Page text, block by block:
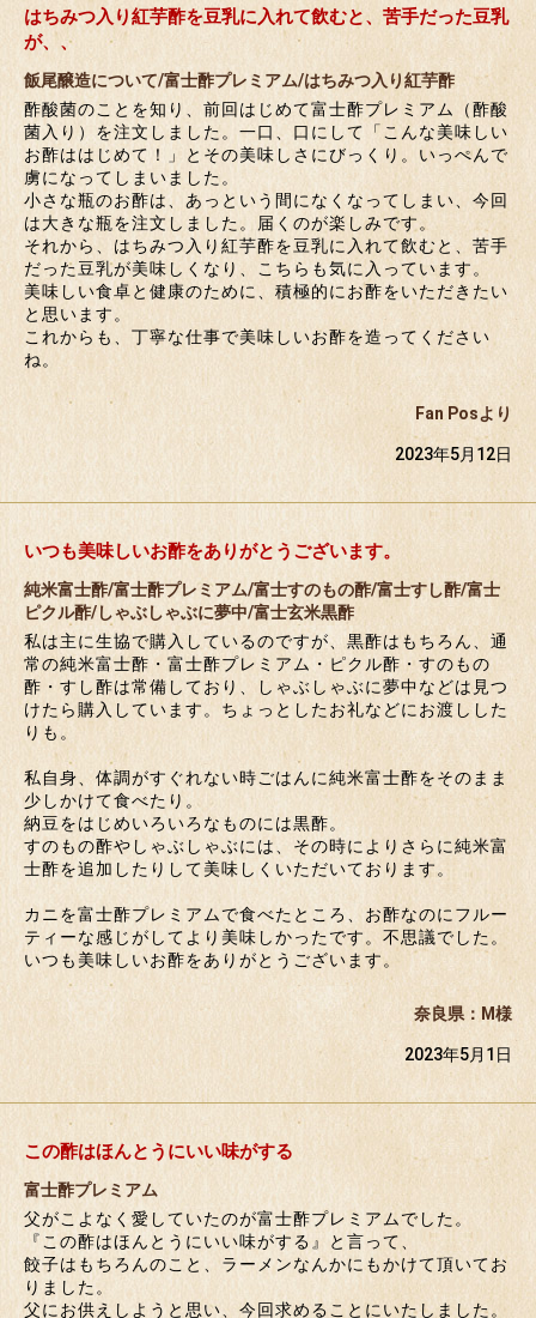
はちみつ入り紅芋酢を豆乳に入れて飲むと、苦手だった豆乳
が、、
飯尾醸造について/富士酢プレミアム/はちみつ入り紅芋酢
酢酸菌のことを知り、前回はじめて富士酢プレミアム（酢酸
菌入り）を注文しました。一口、口にして「こんな美味しい
お酢ははじめて！」とその美味しさにびっくり。いっぺんで
虜になってしまいました。
小さな瓶のお酢は、あっという間になくなってしまい、今回
は大きな瓶を注文しました。届くのが楽しみです。
それから、はちみつ入り紅芋酢を豆乳に入れて飲むと、苦手
だった豆乳が美味しくなり、こちらも気に入っています。
美味しい食卓と健康のために、積極的にお酢をいただきたい
と思います。
これからも、丁寧な仕事で美味しいお酢を造ってください
ね。
Fan Posより
2023年5月12日
いつも美味しいお酢をありがとうございます。
純米富士酢/富士酢プレミアム/富士すのもの酢/富士すし酢/富士
ピクル酢/しゃぶしゃぶに夢中/富士玄米黒酢
私は主に生協で購入しているのですが、黒酢はもちろん、通
常の純米富士酢・富士酢プレミアム・ピクル酢・すのもの
酢・すし酢は常備しており、しゃぶしゃぶに夢中などは見つ
けたら購入しています。ちょっとしたお礼などにお渡しした
りも。
私自身、体調がすぐれない時ごはんに純米富士酢をそのまま
少しかけて食べたり。
納豆をはじめいろいろなものには黒酢。
すのもの酢やしゃぶしゃぶには、その時によりさらに純米富
士酢を追加したりして美味しくいただいております。
カニを富士酢プレミアムで食べたところ、お酢なのにフルー
ティーな感じがしてより美味しかったです。不思議でした。
いつも美味しいお酢をありがとうございます。
奈良県：M様
2023年5月1日
この酢はほんとうにいい味がする
富士酢プレミアム
父がこよなく愛していたのが富士酢プレミアムでした。
『この酢はほんとうにいい味がする』と言って、
餃子はもちろんのこと、ラーメンなんかにもかけて頂いてお
りました。
父にお供えしようと思い、今回求めることにいたしました。